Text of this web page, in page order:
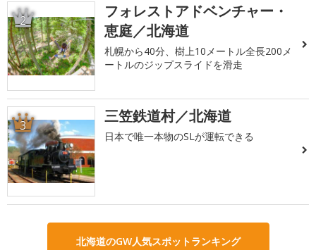
2
フォレストアドベンチャー・
恵庭／北海道
札幌から40分、樹上10メートル全長200メ
ートルのジップスライドを滑走
3 三笠鉄道村／北海道
日本で唯一本物のSLが運転できる
北海道のGW人気スポットランキング